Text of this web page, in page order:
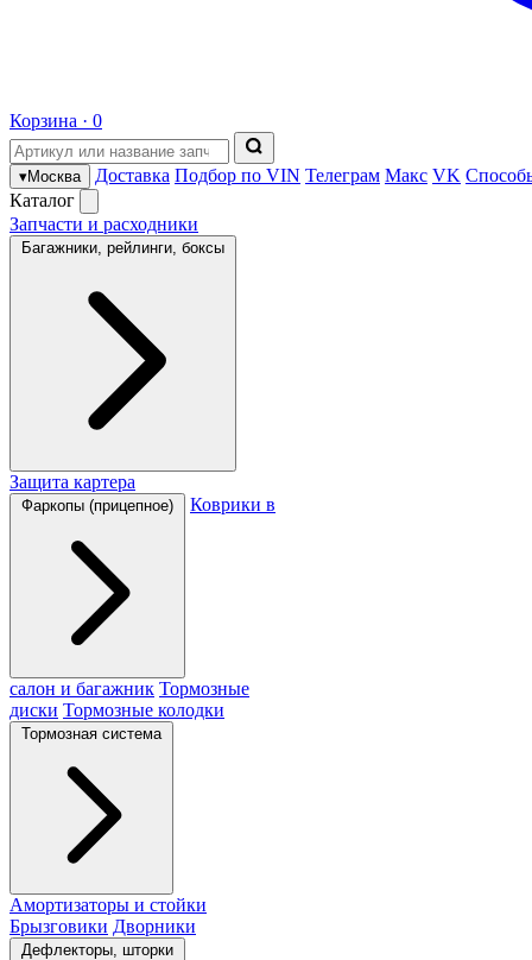
Корзина · 0
▾Москва Доставка Подбор по VIN Телеграм Макс VK
Каталог
Запчасти и расходники
Багажники, рейлинги, боксы
Защита картера
Фаркопы (прицепное) Коврики в
салон и багажник Тормозные
диски Тормозные колодки
Тормозная система
Амортизаторы и стойки
Брызговики Дворники
Дефлекторы, шторки